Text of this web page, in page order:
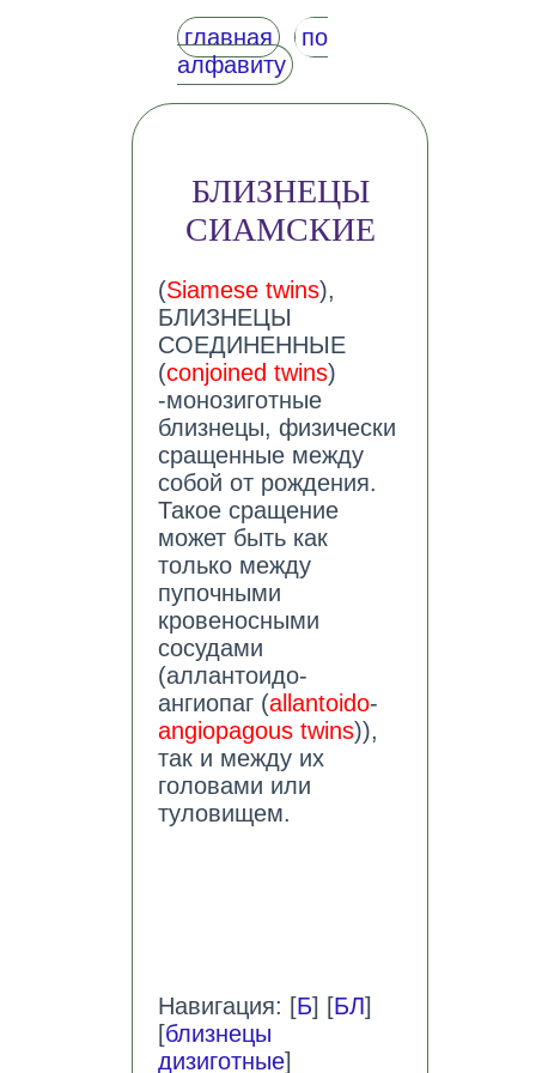
главная
по
алфавиту
БЛИЗНЕЦЫ
СИАМСКИЕ
(Siamese twins),
БЛИЗНЕЦЫ
СОЕДИНЕННЫЕ
(conjoined twins)
-монозиготные
близнецы, физически
сращенные между
собой от рождения.
Такое сращение
может быть как
только между
пупочными
кровеносными
сосудами
(аллантоидо-
ангиопаг (allantoido-
angiopagous twins)),
так и между их
головами или
туловищем.
Навигация: [Б] [БЛ]
[близнецы
дизиготные]